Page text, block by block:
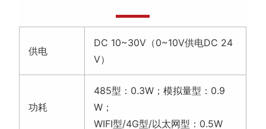
供电
DC 10~30V（0~10V供电DC 24
V）
功耗
485型：0.3W；模拟量型：0.9
W；
WIFI型/4G型/以太网型：0.5W